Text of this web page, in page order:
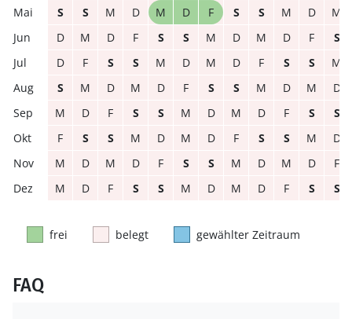
S
S M D M D F S S M D
M
D
M D F S S M D M D F
S
D
F S S M D M D F S S
M
S
M D M D F S S M D M
D
M
D F S S M D M D F S
S
F
S S M D M D F S S M
D
M
D M D F S S M D M D
F
M
D F S S M D M D F S S
frei belegt gewählter Zeitraum
FAQ